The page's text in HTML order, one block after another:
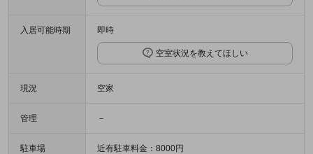
入居可能時期 即時
空室状況を教えてほしい
現況 空家
管理 －
駐車場 近有駐車料金：8000円